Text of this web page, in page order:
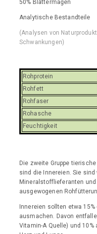
50% Blättermagen
Analytische Bestandteile
(Analysen von
Schwankungen)
Rohprotein
Rohfett
Rohfaser
Rohasche
Feuchtigkeit
Die zweite Gruppe
sind die Innereien. Sie
Mineralstofflieferanten
ausgewogenen
Innereien sollten etwa
ausmachen. Davon
Vitamin-A Quelle) und 10%